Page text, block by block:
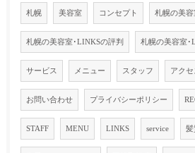
札幌 美容室 コンセプト 札幌の美
札幌の美容室･LINKSの評判 札幌の美容室･
サービス メニュー スタッフ アクセ
お問い合わせ プライバシーポリシー
STAFF MENU LINKS service 髪